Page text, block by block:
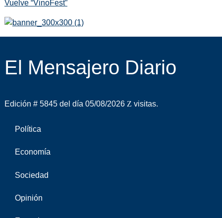
Vuelve “VinoFest”
El Mensajero Diario
Edición # 5845 del día 05/08/2026 visitas.
Política
Economía
Sociedad
Opinión